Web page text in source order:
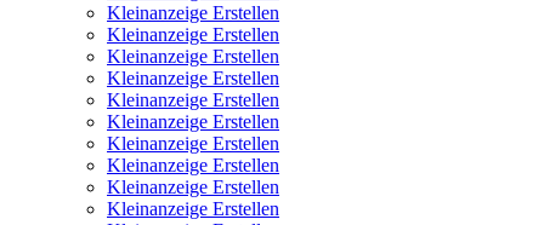
Kleinanzeige Erstellen
Kleinanzeige Erstellen
Kleinanzeige Erstellen
Kleinanzeige Erstellen
Kleinanzeige Erstellen
Kleinanzeige Erstellen
Kleinanzeige Erstellen
Kleinanzeige Erstellen
Kleinanzeige Erstellen
Kleinanzeige Erstellen